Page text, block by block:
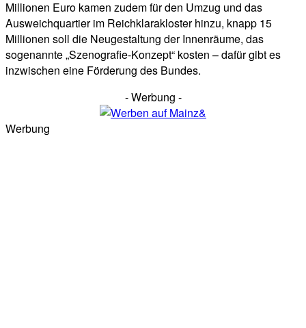
Millionen Euro kamen zudem für den Umzug und das
Ausweichquartier im Reichklarakloster hinzu, knapp 15
Millionen soll die Neugestaltung der Innenräume, das
sogenannte „Szenografie-Konzept“ kosten – dafür gibt es
inzwischen eine Förderung des Bundes.
- Werbung -
Werbung